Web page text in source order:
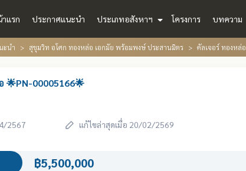
แรก ประกาศแนะนำ ประเภทอสังหาฯ โครงการ บทความ
ะนำ สุขุมวิท อโศก ทองหล่อ เอกมัย พร้อมพงษ์ ประสานมิตร คัลเจอร์ ทองหล่อ
🌟PN-00005166🌟
2567 แก้ไขล่าสุดเมื่อ 20/02/2569
฿5,500,000